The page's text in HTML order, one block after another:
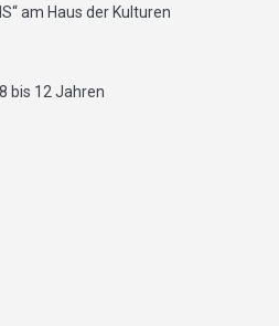
am Haus der Kulturen
bis 12 Jahren